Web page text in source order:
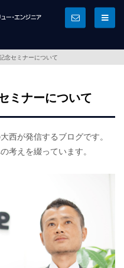
念セミナーについて
ミナーについて
西が発信するブログです。
考えを綴っています。